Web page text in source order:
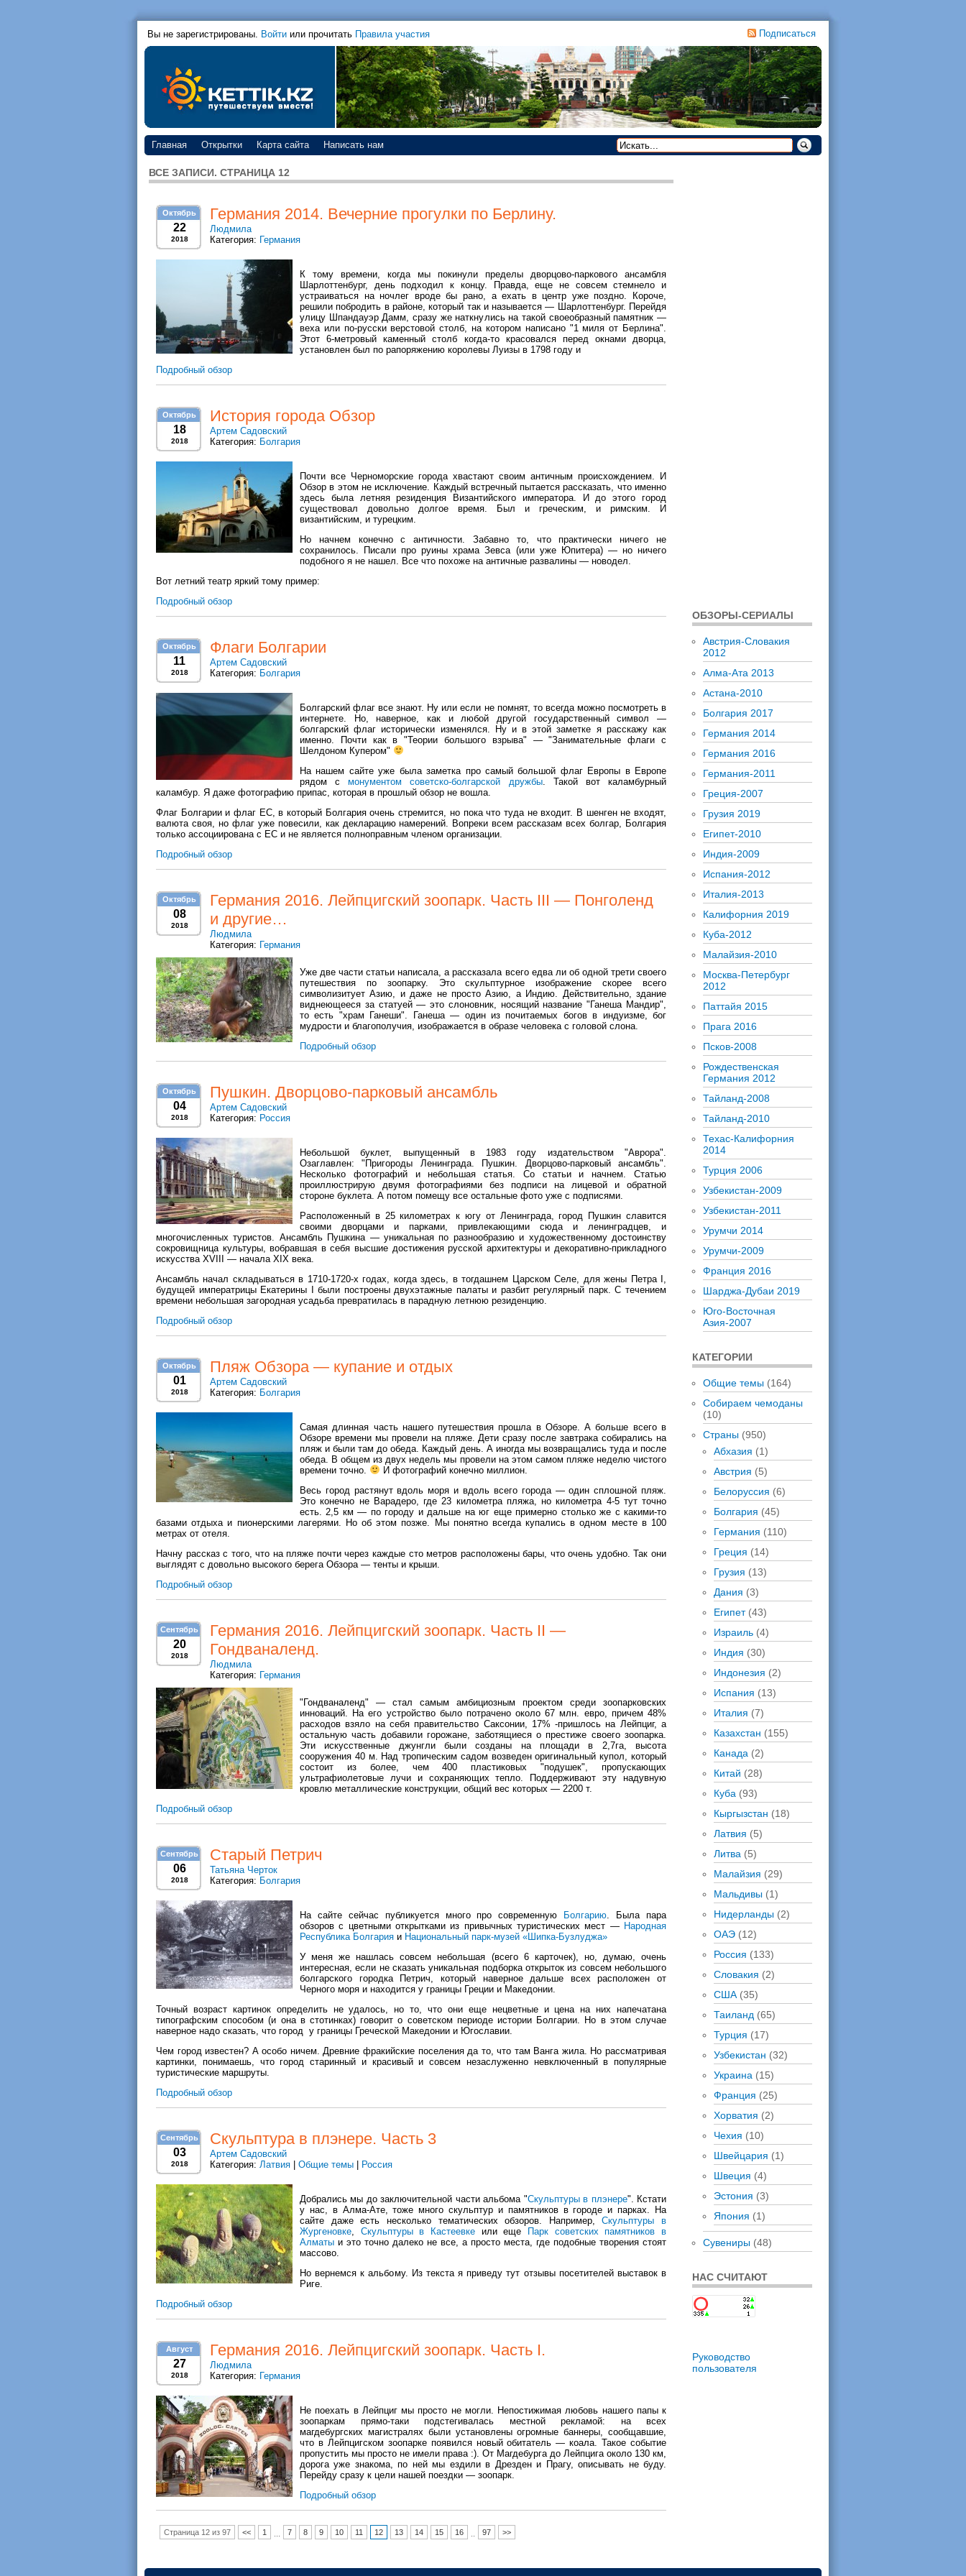
Вы не зарегистрированы. Войти или прочитать Правила участия Подписаться
Главная Открытки Карта сайта Написать нам
ВСЕ ЗАПИСИ. СТРАНИЦА 12
Октябрь
22
2018
Германия 2014. Вечерние прогулки по Берлину.
Людмила
Категория: Германия
К тому времени, когда мы покинули пределы дворцово-паркового ансамбля
Шарлоттенбург, день подходил к концу. Правда, еще не совсем стемнело и
устраиваться на ночлег вроде бы рано, а ехать в центр уже поздно. Короче,
решили побродить в районе, который так и называется — Шарлоттенбург. Перейдя
улицу Шпандауэр Дамм, сразу же наткнулись на такой своеобразный памятник —
веха или по-русски верстовой столб, на котором написано "1 миля от Берлина".
Этот 6-метровый каменный столб когда-то красовался перед окнами дворца,
установлен был по рапоряжению королевы Луизы в 1798 году и
Подробный обзор
Октябрь
18
2018
История города Обзор
Артем Садовский
Категория: Болгария
Почти все Черноморские города хвастают своим античным происхождением. И
Обзор в этом не исключение. Каждый встречный пытается рассказать, что именно
здесь была летняя резиденция Византийского императора. И до этого город
существовал довольно долгое время. Был и греческим, и римским. И
византийским, и турецким.
Но начнем конечно с античности. Забавно то, что практически ничего не
сохранилось. Писали про руины храма Зевса (или уже Юпитера) — но ничего
подобного я не нашел. Все что похоже на античные развалины — новодел.
Вот летний театр яркий тому пример:
Подробный обзор
Октябрь
11
2018
Флаги Болгарии
Артем Садовский
Категория: Болгария
Болгарский флаг все знают. Ну или если не помнят, то всегда можно посмотреть в
интернете. Но, наверное, как и любой другой государственный символ —
болгарский флаг исторически изменялся. Ну и в этой заметке я расскажу как
именно. Почти как в "Теории большого взрыва" — "Занимательные флаги с
Шелдоном Купером"
На нашем сайте уже была заметка про самый большой флаг Европы в Европе
рядом смонументом советско-болгарской дружбы. Такой вот каламбурный
каламбур. Я даже фотографию припас, которая в прошлый обзор не вошла.
Флаг Болгарии и флаг ЕС, в который Болгария очень стремится, но пока что туда не входит. В шенген не входят,
валюта своя, но флаг уже повесили, как декларацию намерений. Вопреки всем рассказам всех болгар, Болгария
только ассоциирована с ЕС и не является полноправным членом организации.
Подробный обзор
Октябрь
08
2018
Германия 2016. Лейпцигский зоопарк. Часть III — Понголенд
и другие…
Людмила
Категория: Германия
Уже две части статьи написала, а рассказала всего едва ли об одной трети своего
путешествия по зоопарку. Это скульптурное изображение скорее всего
символизитует Азию, и даже не просто Азию, а Индию. Действительно, здание
виднеющееся за статуей — это слоновник, носящий название "Ганеша Мандир",
то есть "храм Ганеши". Ганеша — один из почитаемых богов в индуизме, бог
мудрости и благополучия, изображается в образе человека с головой слона.
Подробный обзор
Октябрь
04
2018
Пушкин. Дворцово-парковый ансамбль
Артем Садовский
Категория: Россия
Небольшой буклет, выпущенный в 1983 году издательством "Аврора".
Озаглавлен: "Пригороды Ленинграда. Пушкин. Дворцово-парковый ансамбль".
Несколько фотографий и небольшая статья. Со статьи и начнем. Статью
проиллюстрирую двумя фотографиями без подписи на лицевой и обратной
стороне буклета. А потом помещу все остальные фото уже с подписями.
Расположенный в 25 километрах к югу от Ленинграда, город Пушкин славится
своими дворцами и парками, привлекающими сюда и ленинградцев, и
многочисленных туристов. Ансамбль Пушкина — уникальная по разнообразию и художественному достоинству
сокровищница культуры, вобравшая в себя высшие достижения русской архитектуры и декоративно-прикладного
искусства XVIII — начала XIX века.
Ансамбль начал складываться в 1710-1720-х годах, когда здесь, в тогдашнем Царском Селе, для жены Петра I,
будущей императрицы Екатерины I были построены двухэтажные палаты и разбит регулярный парк. С течением
времени небольшая загородная усадьба превратилась в парадную летнюю резиденцию.
Подробный обзор
Октябрь
01
2018
Пляж Обзора — купание и отдых
Артем Садовский
Категория: Болгария
Самая длинная часть нашего путешествия прошла в Обзоре. А больше всего в
Обзоре времени мы провели на пляже. Дети сразу после завтрака собирались на
пляж и были там до обеда. Каждый день. А иногда мы возвращались туда и после
обеда. В общем из двух недель мы провели на этом самом пляже неделю чистого
времени точно.
И фотографий конечно миллион.
Весь город растянут вдоль моря и вдоль всего города — один сплошной пляж.
Это конечно не Варадеро, где 23 километра пляжа, но километра 4-5 тут точно
есть. 2,5 км — по городу и дальше на юг еще примерно столько же с какими-то
базами отдыха и пионерскими лагерями. Но об этом позже. Мы понятно всегда купались в одном месте в 100
метрах от отеля.
Начну рассказ с того, что на пляже почти через каждые сто метров расположены бары, что очень удобно. Так они
выглядят с довольно высокого берега Обзора — тенты и крыши.
Подробный обзор
Сентябрь
20
2018
Германия 2016. Лейпцигский зоопарк. Часть II —
Гондваналенд.
Людмила
Категория: Германия
"Гондваналенд" — стал самым амбициозным проектом среди зоопарковских
инноваций. На его устройство было потрачено около 67 млн. евро, причем 48%
расходов взяло на себя правительство Саксонии, 17% -пришлось на Лейпциг, а
остальную часть добавили горожане, заботящиеся о престиже своего зоопарка.
Эти искусственные джунгли были созданы на площади в 2,7га, высота
сооружения 40 м. Над тропическим садом возведен оригинальный купол, который
состоит из более, чем 400 пластиковых "подушек", пропускающих
ультрафиолетовые лучи и сохраняющих тепло. Поддерживают эту надувную
кровлю металлические конструкции, общий вес которых — 2200 т.
Подробный обзор
Сентябрь
06
2018
Старый Петрич
Татьяна Черток
Категория: Болгария
На сайте сейчас публикуется много про современную Болгарию. Была пара
обзоров с цветными открытками из привычных туристических мест — Народная
Республика Болгария и Национальный парк-музей «Шипка-Бузлуджа»
У меня же нашлась совсем небольшая (всего 6 карточек), но, думаю, очень
интересная, если не сказать уникальная подборка открыток из совсем небольшого
болгарского городка Петрич, который наверное дальше всех расположен от
Черного моря и находится у границы Греции и Македонии.
Точный возраст картинок определить не удалось, но то, что они еще нецветные и цена на них напечатана
типографским способом (и она в стотинках) говорит о советском периоде истории Болгарии. Но в этом случае
наверное надо сказать, что город у границы Греческой Македонии и Югославии.
Чем город известен? А особо ничем. Древние фракийские поселения да то, что там Ванга жила. Но рассматривая
картинки, понимаешь, что город старинный и красивый и совсем незаслуженно невключенный в популярные
туристические маршруты.
Подробный обзор
Сентябрь
03
2018
Скульптура в плэнере. Часть 3
Артем Садовский
Категория: Латвия Общие темы Россия
Добрались мы до заключительной части альбома "Скульптуры в плэнере". Кстати
у нас, в Алма-Ате, тоже много скульптур и памятников в городе и парках. На
сайте даже есть несколько тематических обзоров. Например,Скульптуры в
Жургеновке, Скульптуры в Кастеевке или еще
Парк советских памятников в
Алматы и это точно далеко не все, а просто места, где подобные творения стоят
массово.
Но вернемся к альбому. Из текста я приведу тут отзывы посетителей выставок в
Риге.
Подробный обзор
Август
27
2018
Германия 2016. Лейпцигский зоопарк. Часть I.
Людмила
Категория: Германия
Не поехать в Лейпциг мы просто не могли. Непостижимая любовь нашего папы к
зоопаркам прямо-таки подстегивалась местной рекламой: на всех
магдебургских магистралях были установлены огромные баннеры, сообщавшие,
что в Лейпцигском зоопарке появился новый обитатель — коала. Такое событие
пропустить мы просто не имели права :). От Магдебурга до Лейпцига около 130 км,
дорога уже знакома, по ней мы ездили в Дрезден и Прагу, описывать не буду.
Перейду сразу к цели нашей поездки — зоопарк.
Подробный обзор
Страница 12 из 97 << 1 7 8 9 10 11 12 13 14 15 16 97 >>
ОБЗОРЫ-СЕРИАЛЫ
Австрия-Словакия
2012
Алма-Ата 2013
Астана-2010
Болгария 2017
Германия 2014
Германия 2016
Германия-2011
Греция-2007
Грузия 2019
Египет-2010
Индия-2009
Испания-2012
Италия-2013
Калифорния 2019
Куба-2012
Малайзия-2010
Москва-Петербург
2012
Паттайя 2015
Прага 2016
Псков-2008
Рождественская
Германия 2012
Тайланд-2008
Тайланд-2010
Техас-Калифорния
2014
Турция 2006
Узбекистан-2009
Узбекистан-2011
Урумчи 2014
Урумчи-2009
Франция 2016
Шарджа-Дубаи 2019
Юго-Восточная
Азия-2007
КАТЕГОРИИ
Общие темы (164)
Собираем чемоданы
(10)
Страны (950)
Абхазия (1)
Австрия (5)
Белоруссия (6)
Болгария (45)
Германия (110)
Греция (14)
Грузия (13)
Дания (3)
Египет(43)
Израиль (4)
Индия (30)
Индонезия (2)
Испания (13)
Италия (7)
Казахстан (155)
Канада (2)
Китай (28)
Куба (93)
Кыргызстан (18)
Латвия (5)
Литва (5)
Малайзия (29)
Мальдивы (1)
Нидерланды (2)
ОАЭ (12)
Россия (133)
Словакия (2)
США (35)
Таиланд (65)
Турция (17)
Узбекистан (32)
Украина (15)
Франция (25)
Хорватия (2)
Чехия (10)
Швейцария (1)
Швеция (4)
Эстония (3)
Япония (1)
Сувениры (48)
НАС СЧИТАЮТ
Руководство
пользователя